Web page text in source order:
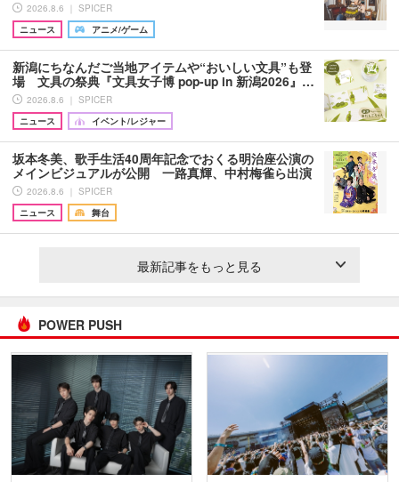
2026.8.6 ｜ SPICER
ニュース
アニメ/ゲーム
新潟にちなんだご当地アイテムや“おいしい文具”も登
場 文具の祭典『文具女子博 pop-up in 新潟2026』…
2026.8.6 ｜ SPICER
ニュース
イベント/レジャー
坂本冬美、歌手生活40周年記念でおくる明治座公演の
メインビジュアルが公開 一路真輝、中村梅雀ら出演
2026.8.6 ｜ SPICER
ニュース
舞台
最新記事をもっと見る
POWER PUSH